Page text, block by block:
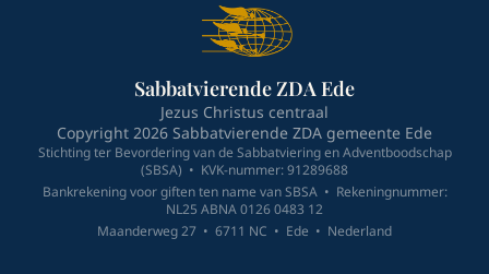
Sabbatvierende ZDA Ede
Jezus Christus centraal
Copyright 2026 Sabbatvierende ZDA gemeente Ede
Stichting ter Bevordering van de Sabbatviering en Adventboodschap
(SBSA) • KVK-nummer: 91289688
Bankrekening voor giften ten name van SBSA • Rekeningnummer:
NL25 ABNA 0126 0483 12
Maanderweg 27 • 6711 NC • Ede • Nederland